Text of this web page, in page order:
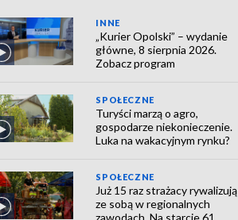
INNE
„Kurier Opolski” – wydanie
główne, 8 sierpnia 2026.
Zobacz program
SPOŁECZNE
Turyści marzą o agro,
gospodarze niekonieczenie.
Luka na wakacyjnym rynku?
SPOŁECZNE
Już 15 raz strażacy rywalizują
ze sobą w regionalnych
zawodach. Na starcie 61